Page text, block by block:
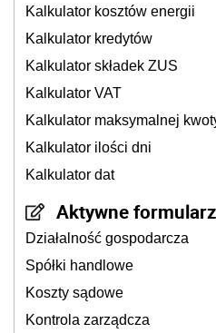
Kalkulator kosztów energii
Kalkulator kredytów
Kalkulator składek ZUS
Kalkulator VAT
Kalkulator maksymalnej
Kalkulator ilości dni
Kalkulator dat
Aktywne
Działalność gospodarcza
Spółki handlowe
Koszty sądowe
Kontrola zarządcza